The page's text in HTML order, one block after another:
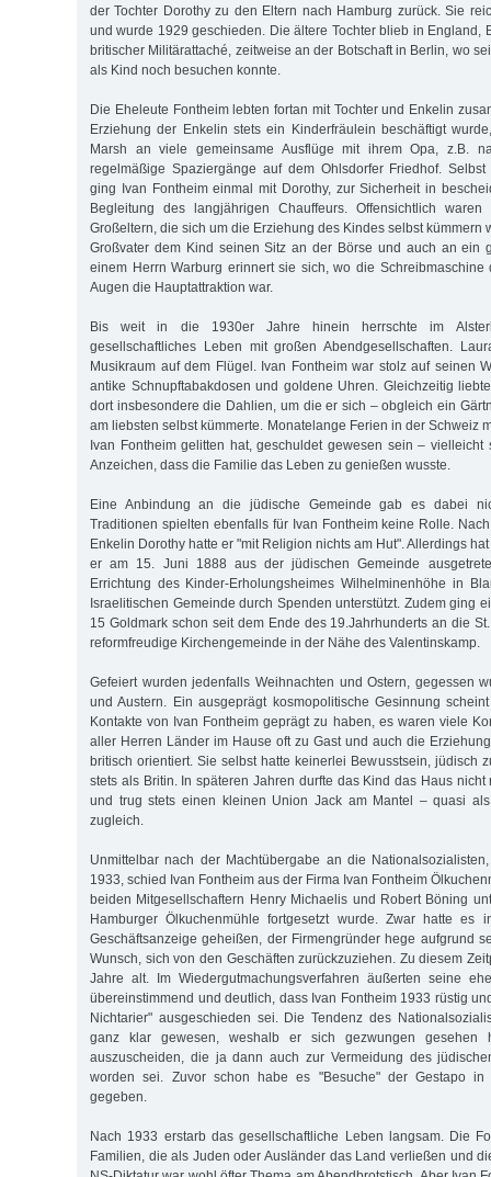
der Tochter Dorothy zu den Eltern nach Hamburg zurück. Sie
und wurde 1929 geschieden. Die ältere Tochter blieb in England,
britischer Militärattaché, zeitweise an der Botschaft in Berlin, wo
als Kind noch besuchen konnte.
Die Eheleute Fontheim lebten fortan mit Tochter und Enkelin
Erziehung der Enkelin stets ein Kinderfräulein beschäftigt
Marsh an viele gemeinsame Ausflüge mit ihrem Opa, z.B.
regelmäßige Spaziergänge auf dem Ohlsdorfer Friedhof.
ging Ivan Fontheim einmal mit Dorothy, zur Sicherheit in
Begleitung des langjährigen Chauffeurs. Offensichtlich waren
Großeltern, die sich um die Erziehung des Kindes selbst kümmern
Großvater dem Kind seinen Sitz an der Börse und auch an ein
einem Herrn Warburg erinnert sie sich, wo die Schreibmaschine
Augen die Hauptattraktion war.
Bis weit in die 1930er Jahre hinein herrschte im
gesellschaftliches Leben mit großen Abendgesellschaften.
Musikraum auf dem Flügel. Ivan Fontheim war stolz auf seinen
antike Schnupftabakdosen und goldene Uhren. Gleichzeitig
dort insbesondere die Dahlien, um die er sich – obgleich ein
am liebsten selbst kümmerte. Monatelange Ferien in der Schweiz
Ivan Fontheim gelitten hat, geschuldet gewesen sein –
Anzeichen, dass die Familie das Leben zu genießen wusste.
Eine Anbindung an die jüdische Gemeinde gab es dabei
Traditionen spielten ebenfalls für Ivan Fontheim keine Rolle.
Enkelin Dorothy hatte er "mit Religion nichts am Hut". Allerdings
er am 15. Juni 1888 aus der jüdischen Gemeinde
Errichtung des Kinder-Erholungsheimes Wilhelminenhöhe in
Israelitischen Gemeinde durch Spenden unterstützt. Zudem ging
15 Goldmark schon seit dem Ende des 19.Jahrhunderts an die
reformfreudige Kirchengemeinde in der Nähe des Valentinskamp.
Gefeiert wurden jedenfalls Weihnachten und Ostern, gegessen
und Austern. Ein ausgeprägt kosmopolitische Gesinnung
Kontakte von Ivan Fontheim geprägt zu haben, es waren viele
aller Herren Länder im Hause oft zu Gast und auch die
britisch orientiert. Sie selbst hatte keinerlei Bewusstsein, jüdisch
stets als Britin. In späteren Jahren durfte das Kind das Haus
und trug stets einen kleinen Union Jack am Mantel – quasi
zugleich.
Unmittelbar nach der Machtübergabe an die
1933, schied Ivan Fontheim aus der Firma Ivan Fontheim
beiden Mitgesellschaftern Henry Michaelis und Robert Böning
Hamburger Ölkuchenmühle fortgesetzt wurde. Zwar hatte es
Geschäftsanzeige geheißen, der Firmengründer hege aufgrund
Wunsch, sich von den Geschäften zurückzuziehen. Zu diesem
Jahre alt. Im Wiedergutmachungsverfahren äußerten seine
übereinstimmend und deutlich, dass Ivan Fontheim 1933 rüstig
Nichtarier" ausgeschieden sei. Die Tendenz des
ganz klar gewesen, weshalb er sich gezwungen gesehen
auszuscheiden, die ja dann auch zur Vermeidung des
worden sei. Zuvor schon habe es "Besuche" der Gestapo in
gegeben.
Nach 1933 erstarb das gesellschaftliche Leben langsam. Die
Familien, die als Juden oder Ausländer das Land verließen und